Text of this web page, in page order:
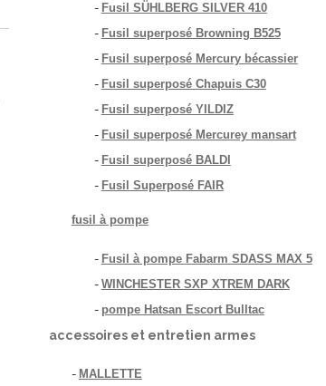
- Fusil SÜHLBERG SILVER 410
- Fusil superposé Browning B525
- Fusil superposé Mercury bécassier
- Fusil superposé Chapuis C30
- Fusil superposé YILDIZ
- Fusil superposé Mercurey mansart
- Fusil superposé BALDI
- Fusil Superposé FAIR
fusil à pompe
- Fusil à pompe Fabarm SDASS MAX 5
- WINCHESTER SXP XTREM DARK
- pompe Hatsan Escort Bulltac
accessoires et entretien armes
- MALLETTE